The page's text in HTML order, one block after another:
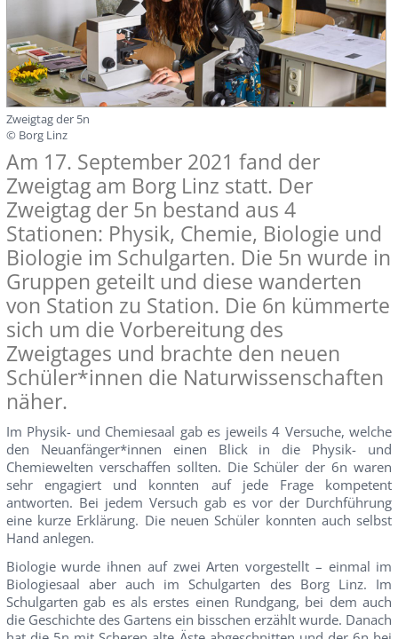
Zweigtag der 5n
© Borg Linz
Am 17. September 2021 fand der
Zweigtag am Borg Linz statt. Der
Zweigtag der 5n bestand aus 4
Stationen: Physik, Chemie, Biologie und
Biologie im Schulgarten. Die 5n wurde in
Gruppen geteilt und diese wanderten
von Station zu Station. Die 6n kümmerte
sich um die Vorbereitung des
Zweigtages und brachte den neuen
Schüler*innen die Naturwissenschaften
näher.
Im Physik- und Chemiesaal gab es jeweils 4 Versuche, welche
den Neuanfänger*innen einen Blick in die Physik- und
Chemiewelten verschaffen sollten. Die Schüler der 6n waren
sehr engagiert und konnten auf jede Frage kompetent
antworten. Bei jedem Versuch gab es vor der Durchführung
eine kurze Erklärung. Die neuen Schüler konnten auch selbst
Hand anlegen.
Biologie wurde ihnen auf zwei Arten vorgestellt – einmal im
Biologiesaal aber auch im Schulgarten des Borg Linz. Im
Schulgarten gab es als erstes einen Rundgang, bei dem auch
die Geschichte des Gartens ein bisschen erzählt wurde. Danach